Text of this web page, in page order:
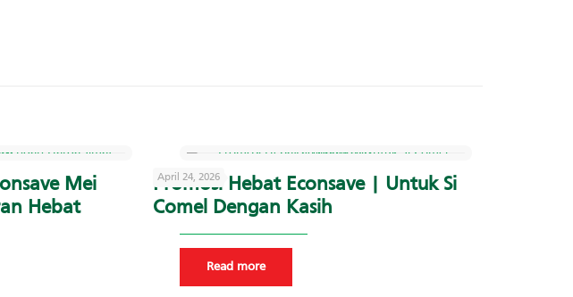
Mei
Hebat
April 24, 2026
Promosi Hebat Econsave | Untuk Si
Comel Dengan Kasih
Read more